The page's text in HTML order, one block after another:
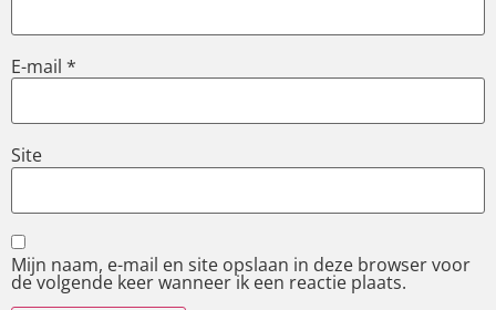
E-mail *
Site
Mijn naam, e-mail en site opslaan in deze browser voor
de volgende keer wanneer ik een reactie plaats.